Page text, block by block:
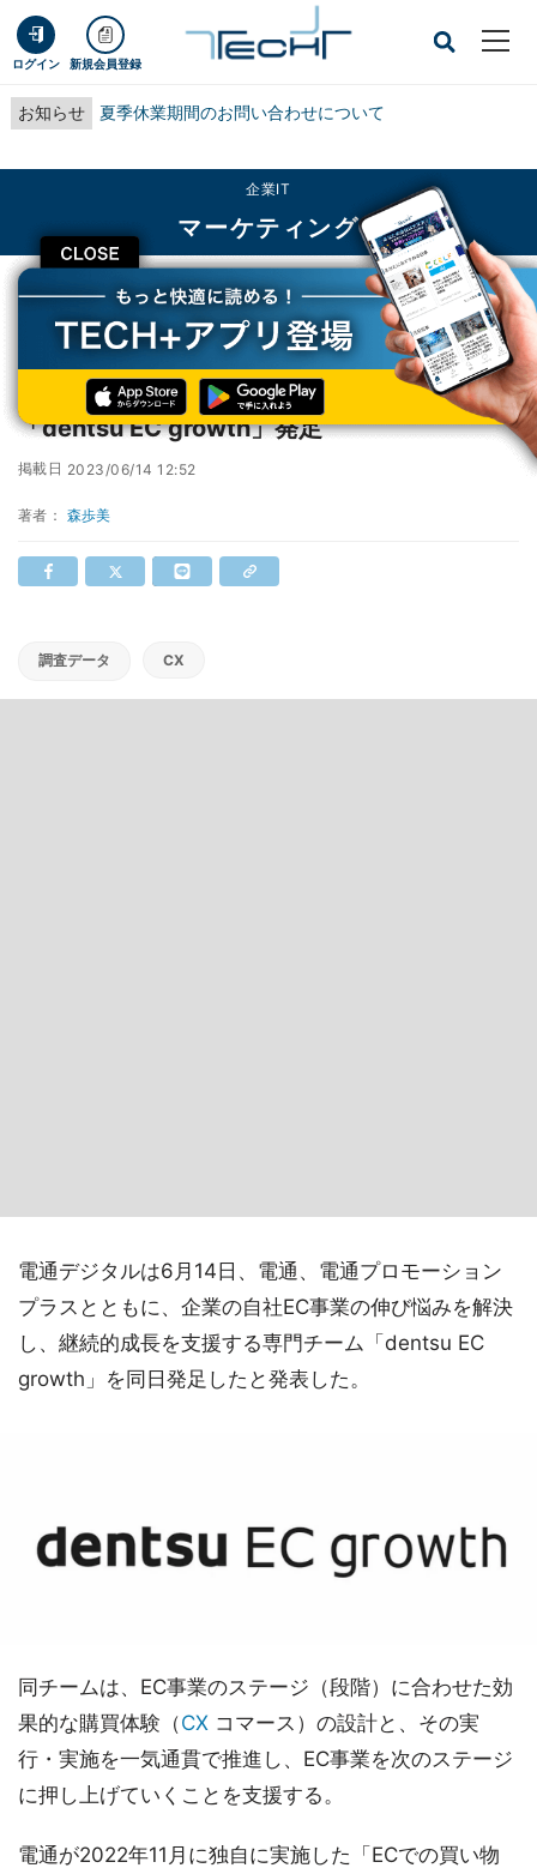
ログイン 新規会員登録
お知らせ 夏季休業期間のお問い合わせについて
CLOSE
企業IT
マーケティング
TECH+ 企業IT
マーケティング
国内電通グループ横断のEC専門チーム「dentsu EC growth」発足
国内電通グループ横断のEC専門チーム
「dentsu EC growth」発足
掲載日 2023/06/14 12:52
著者： 森歩美
調査データ CX
電通デジタルは6月14日、電通、電通プロモーション
プラスとともに、企業の自社EC事業の伸び悩みを解決
し、継続的成長を支援する専門チーム「dentsu EC
growth」を同日発足したと発表した。
同チームは、EC事業のステージ（段階）に合わせた効
果的な購買体験（CX コマース）の設計と、その実
行・実施を一気通貫で推進し、EC事業を次のステージ
に押し上げていくことを支援する。
電通が2022年11月に独自に実施した「ECでの買い物